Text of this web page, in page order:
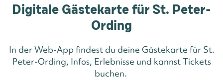
Digitale Gästekarte für St. Peter-
Ording
In der Web-App findest du deine Gästekarte für St.
Peter-Ording, Infos, Erlebnisse und kannst Tickets
buchen.